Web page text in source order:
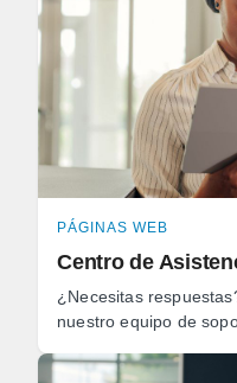
PÁGINAS WEB
Centro de
¿Necesitas
nuestro equipo de
nuestros ...